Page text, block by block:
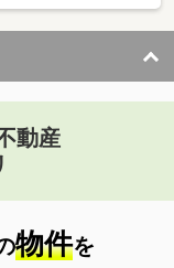
動産
物件を